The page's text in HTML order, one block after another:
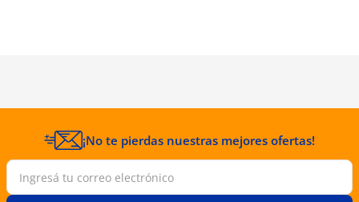
¡No te pierdas nuestras mejores ofertas!